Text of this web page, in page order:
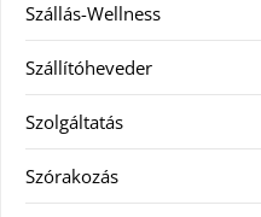
Szállás-Wellness
Szállítóheveder
Szolgáltatás
Szórakozás